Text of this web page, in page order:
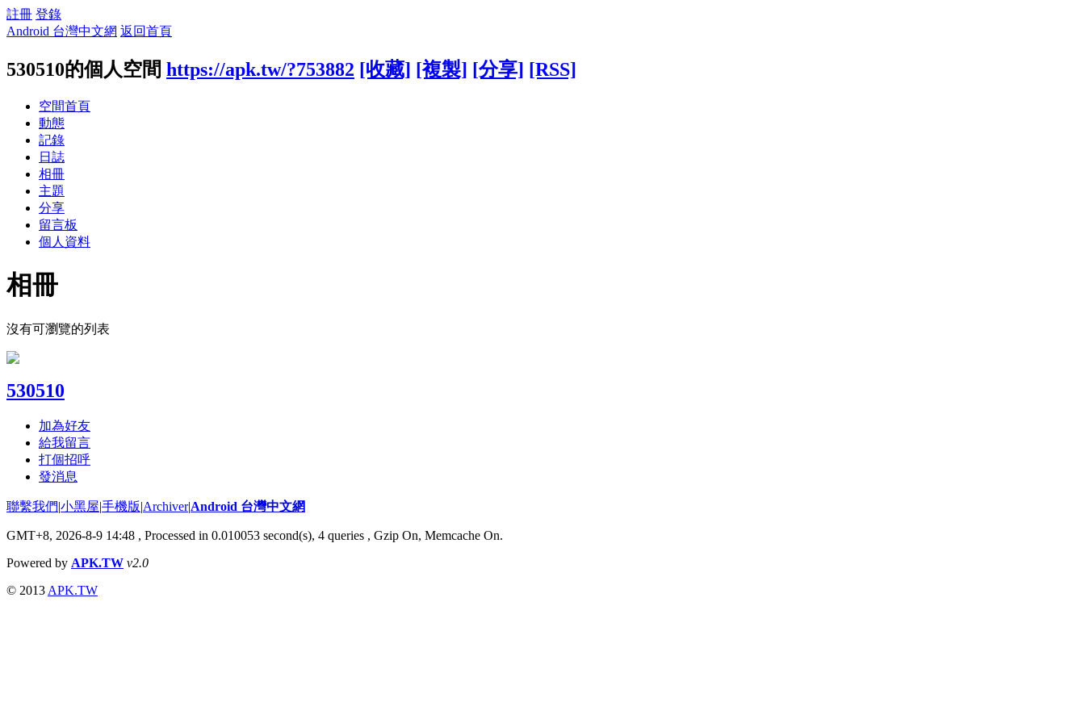
註冊 登錄
Android 台灣中文網 返回首頁
530510的個人空間 https://apk.tw/?753882 [收藏] [複製] [分享] [RSS]
空間首頁
動態
記錄
日誌
相冊
主題
分享
留言板
個人資料
相冊
沒有可瀏覽的列表
530510
加為好友
給我留言
打個招呼
發消息
聯繫我們|小黑屋|手機版|Archiver|Android 台灣中文網
GMT+8, 2026-8-9 14:48 , Processed in 0.010053 second(s), 4 queries , Gzip On, Memcache On.
Powered by APK.TW v2.0
© 2013 APK.TW